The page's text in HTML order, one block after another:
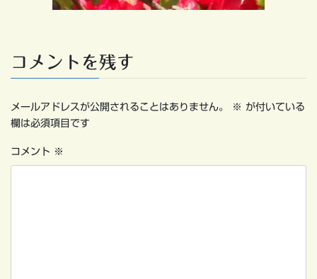
コメントを残す
メールアドレスが公開されることはありません。 ※ が付いている
欄は必須項目です
コメント ※